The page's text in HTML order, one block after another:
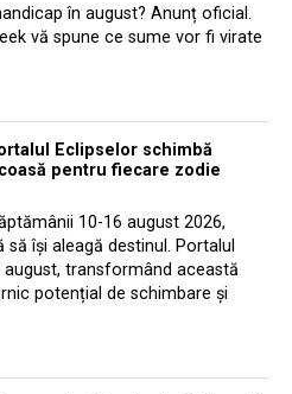
în august? Anunț oficial.
vă spune ce sume vor fi virate
Eclipselor schimbă
pentru fiecare zodie
10-16 august 2026,
își aleagă destinul. Portalul
august, transformând această
potențial de schimbare și